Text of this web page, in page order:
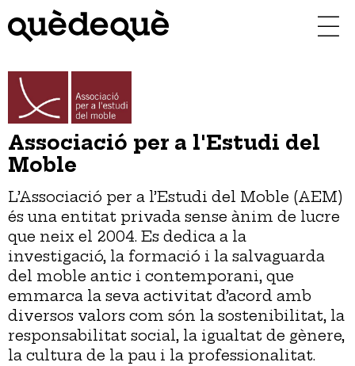
contingut
Associació per a l'Estudi del
Moble
L’Associació per a l’Estudi del Moble (AEM)
és una entitat privada sense ànim de lucre
que neix el 2004. Es dedica a la
investigació, la formació i la salvaguarda
del moble antic i contemporani, que
emmarca la seva activitat d’acord amb
diversos valors com són la sostenibilitat, la
responsabilitat social, la igualtat de gènere,
la cultura de la pau i la professionalitat.